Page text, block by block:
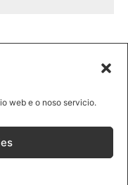
web e o noso servicio.